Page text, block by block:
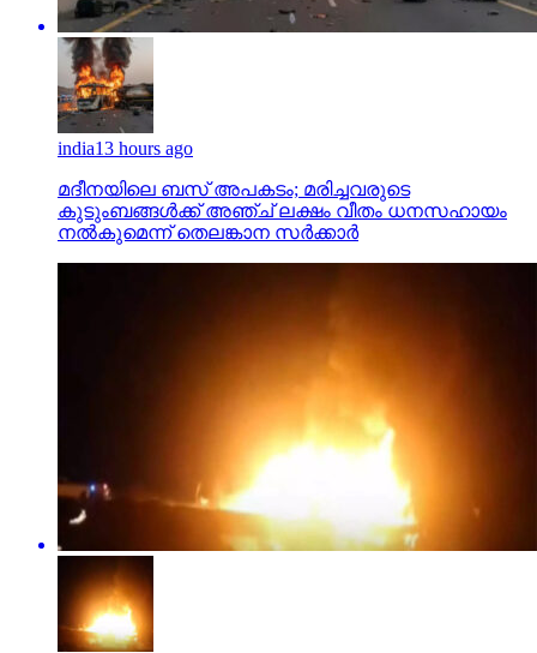
india13 hours ago
മദീനയിലെ ബസ് അപകടം; മരിച്ചവരുടെ
കുടുംബങ്ങള്‍ക്ക് അഞ്ച് ലക്ഷം വീതം ധനസഹായം
നല്‍കുമെന്ന് തെലങ്കാന സര്‍ക്കാര്‍